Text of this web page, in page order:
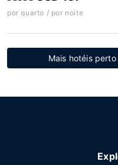
por quarto / por noite
Mais hotéis